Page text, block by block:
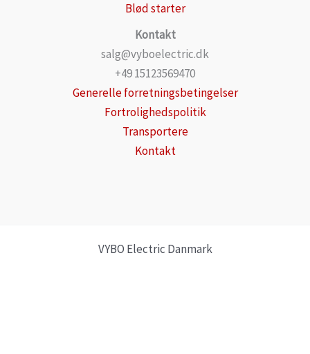
Blød starter
Kontakt
salg@vyboelectric.dk
+49 15123569470
Generelle forretningsbetingelser
Fortrolighedspolitik
Transportere
Kontakt
VYBO Electric Danmark